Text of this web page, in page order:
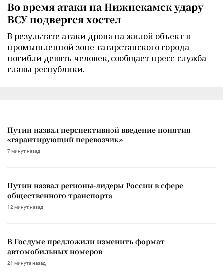
Во время атаки на Нижнекамск удару
ВСУ подвергся хостел
В результате атаки дрона на жилой объект в
промышленной зоне татарстанского города
погибли девять человек, сообщает пресс-служба
главы республики.
Путин назвал перспективной введение понятия
«гарантирующий перевозчик»
7 минут назад
Путин назвал регионы-лидеры России в сфере
общественного транспорта
12 минут назад
В Госдуме предложили изменить формат
автомобильных номеров
21 минута назад